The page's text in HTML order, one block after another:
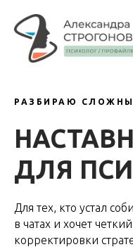
РАЗБИРАЮ
ДЛЯ
Для тех, кто устал
в чатах и хочет
корректировки